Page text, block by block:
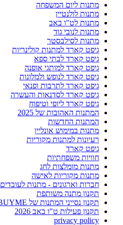
מתנות ליום המשפחה
מתנות לולנטיין
מתנות לט"ו באב
מתנות לנובי גוד
מתנות לסילבסטר
גיפט קארד למתנות קולינריות
גיפט קארד לבתי ספא
גיפט קארד למותגי אופנה
גיפט קארד לנופש ולמלונות
גיפט קארד לתרבות ופנאי
גיפט קארד לסדנאות והעשרה
גיפט קארד ליופי וטיפוח
המתנות האהובות של 2025
המתנות החדשות
מתנות במימוש אונליין
רעיונות למתנות מקוריות
גיפט קארד
חוויות משפחתיות
מתנות מומלצות לחג
מתנות מקוריות לאישה
חברות וארגונים - מתנות לעובדים
תקנון מתנה משותפת
תקנון נסייני המתנות של BUYME
תקנון פעילות ט"ו באב 2026
privacy policy